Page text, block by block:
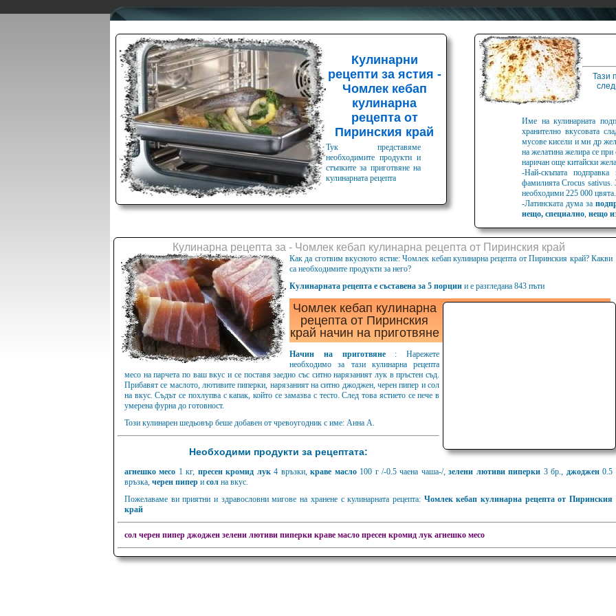
Кулинарни
рецепти за ястия -
Чомлек кебап
кулинарна
рецепта от
Пиринския край
Тук представяме
необходимите продукти и
стъпките за приготвяне на
кулинарната рецепта
Тази
Име на кулинарната
хранително вкусовата
мусове кисели и мн др
на желатина желира се при
наричан още китайски
-Най-скъпата
фамилията Crocus sativus.
необходими 225 000
-Латинската дума за
нещо, специално, нещо
Кулинарна рецепта за - Чомлек кебап кулинарна рецепта от Пиринския край
Как да сготвим вкусното ястие: Чомлек кебап кулинарна рецепта от Пиринския край? Какви
са необходимите продукти за него?
Кулинарната рецепта е съставена за 5 порции и е разгледана 843 пъти
Чомлек кебап кулинарна
рецепта от Пиринския
край начин на приготвяне
Начин на приготвяне : Нарежете
необходимо за тази кулинарна рецепта
месо на парчета по ваш вкус и се поставя заедно със ситно нарязаният лук в пръстен съд.
Прибавят се маслото, лютивите пиперки, нарязаният на ситно джоджен, черен пипер и сол
на вкус. Съдът се похлупва с капак, който се замазва с тесто. След това ястието се пече в
умерена фурна до готовност.
Този кулинарен шедьовър беше добавен от чревоугодник с име: Анна А.
Необходими продукти за рецептата:
агнешко месо 1 кг, пресен кромид лук4 връзки,краве масло100 г /-0.5 чаена чаша-/,зелени лютиви пиперки 3 бр., джоджен0.5
връзка, черен пипер и сол на вкус.
Пожелаваме ви приятни и здравословни мигове на хранене с кулинарната рецепта: Чомлек кебап кулинарна рецепта от Пиринския
край
сол черен пипер джоджен зелени лютиви пиперки краве масло пресен кромид лук агнешко месо